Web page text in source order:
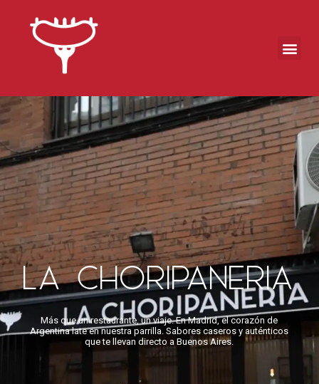
LA CHORIPANERIA
Más que un restaurante, un viaje. En Madrid, el corazón de
Argentina late en nuestra parrilla. Sabores caseros y auténticos
que te llevan directo a Buenos Aires.